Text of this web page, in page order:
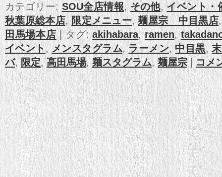
カテゴリー: SOU全店情報,その他,イベント・
秋葉原総本店,限定メニュー,麺屋宗 中目黒店
田馬場本店 |タグ: akihabara,ramen,
イベント,メンスタグラム,ラーメン,中目黒,
バ,限定,高田馬場,麺スタグラム,麺屋宗 |コメ